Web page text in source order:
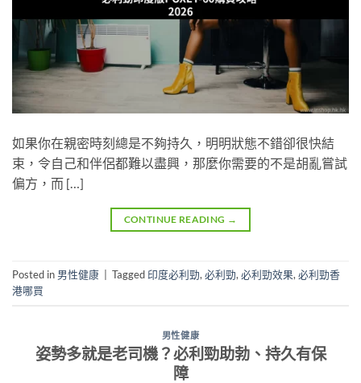
如果你在親密時刻總是不夠持久，明明狀態不錯卻很快結
束，令自己和伴侶都難以盡興，那麼你需要的不是胡亂嘗試
偏方，而 […]
CONTINUE READING →
Posted in 男性健康 Tagged印度必利勁,必利勁,必利勁效果,必利勁香
港哪買
男性健康
姿勢多就是老司機？必利勁助勃、持久有保
障